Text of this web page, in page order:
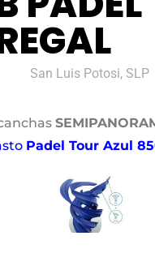
San Luis Potosi, SLP
Padel Tour Azul